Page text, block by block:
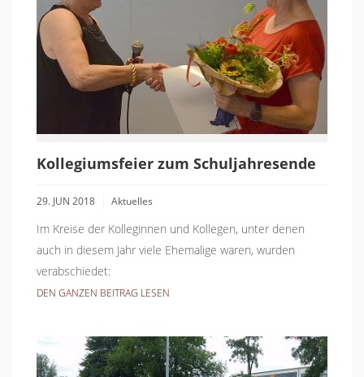
Kollegiumsfeier zum Schuljahresende
29. JUN 2018 Aktuelles
Im Kreise der Kolleginnen und Kollegen, unter denen
auch in diesem Jahr viele Ehemalige waren, wurden
verabschiedet:
DEN GANZEN BEITRAG LESEN